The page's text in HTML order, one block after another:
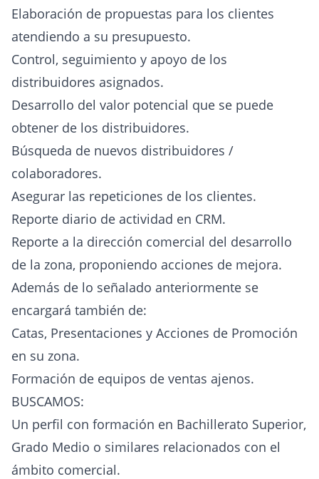
Elaboración de propuestas para los clientes
atendiendo a su presupuesto.
Control, seguimiento y apoyo de los
distribuidores asignados.
Desarrollo del valor potencial que se puede
obtener de los distribuidores.
Búsqueda de nuevos distribuidores /
colaboradores.
Asegurar las repeticiones de los clientes.
Reporte diario de actividad en CRM.
Reporte a la dirección comercial del desarrollo
de la zona, proponiendo acciones de mejora.
Además de lo señalado anteriormente se
encargará también de:
Catas, Presentaciones y Acciones de Promoción
en su zona.
Formación de equipos de ventas ajenos.
BUSCAMOS:
Un perfil con formación en Bachillerato Superior,
Grado Medio o similares relacionados con el
ámbito comercial.